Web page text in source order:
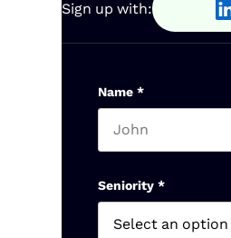
Sign up with:
Name *
Seniority *